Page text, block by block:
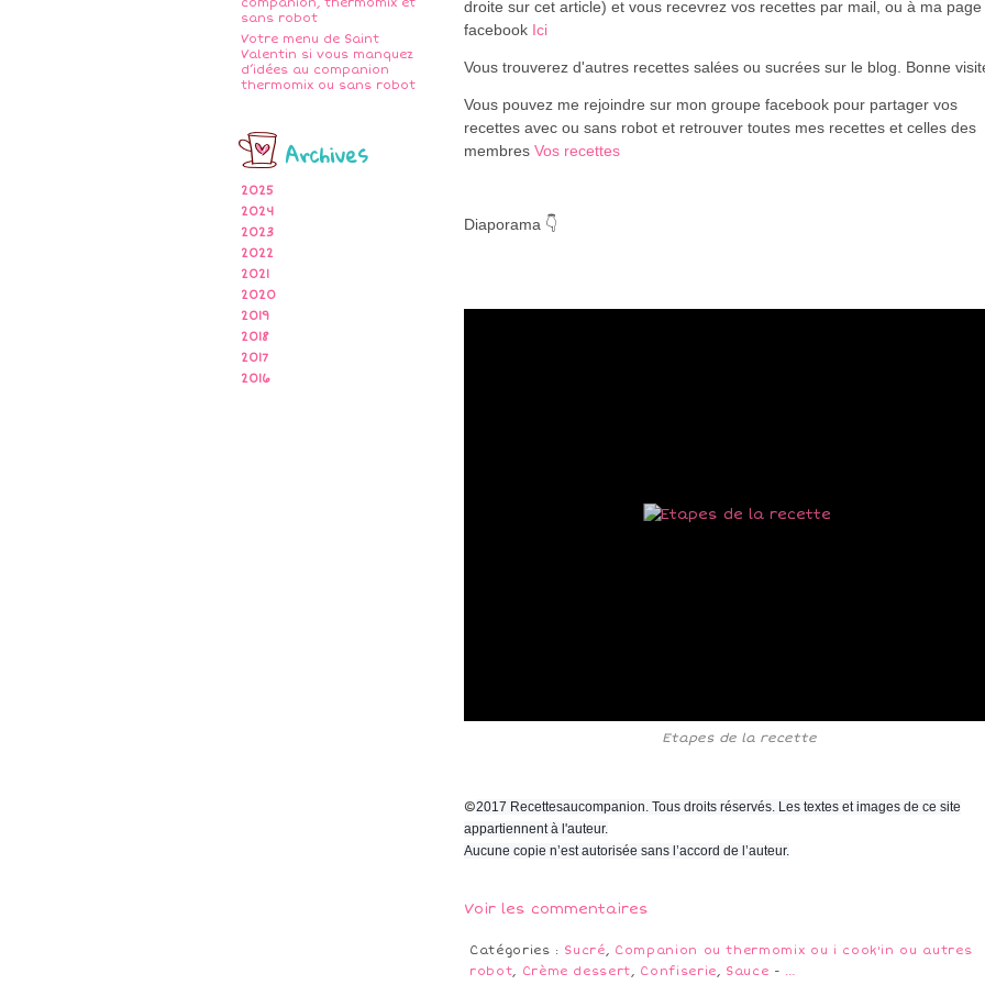
sans robot
Votre menu de Saint
Valentin si vous manquez
d’idées au companion
thermomix ou sans robot
Archives
2025
2024
2023
2022
2021
2020
2019
2018
2017
2016
droite sur cet article) et vous recevrez vos recettes par mail, ou à ma page
facebook Ici
Vous trouverez d'autres recettes salées ou sucrées sur le blog. Bonne
Vous pouvez me rejoindre sur mon groupe facebook pour partager vos
recettes avec ou sans robot et retrouver toutes mes recettes et celles des
membres Vos recettes
Diaporama 👇
Etapes de la recette
©2017 Recettesaucompanion. Tous droits réservés. Les textes et images de ce site
appartiennent à l'auteur.
Aucune copie n’est autorisée sans l’accord de l’auteur.
Voir les commentaires
Catégories : Sucré, Companion ou thermomix ou i cook'in ou autres
robot, Crème dessert, Confiserie, Sauce - …